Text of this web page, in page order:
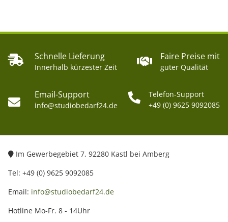
Schnelle Lieferung
Innerhalb kürzester Zeit
Faire Preise mit
guter Qualität
Email-Support
info@studiobedarf24.de
Telefon-Support
+49 (0) 9625 9092085
Im Gewerbegebiet 7, 92280 Kastl bei Amberg
Tel: +49 (0) 9625 9092085
Email: info@studiobedarf24.de
Hotline Mo-Fr. 8 - 14Uhr